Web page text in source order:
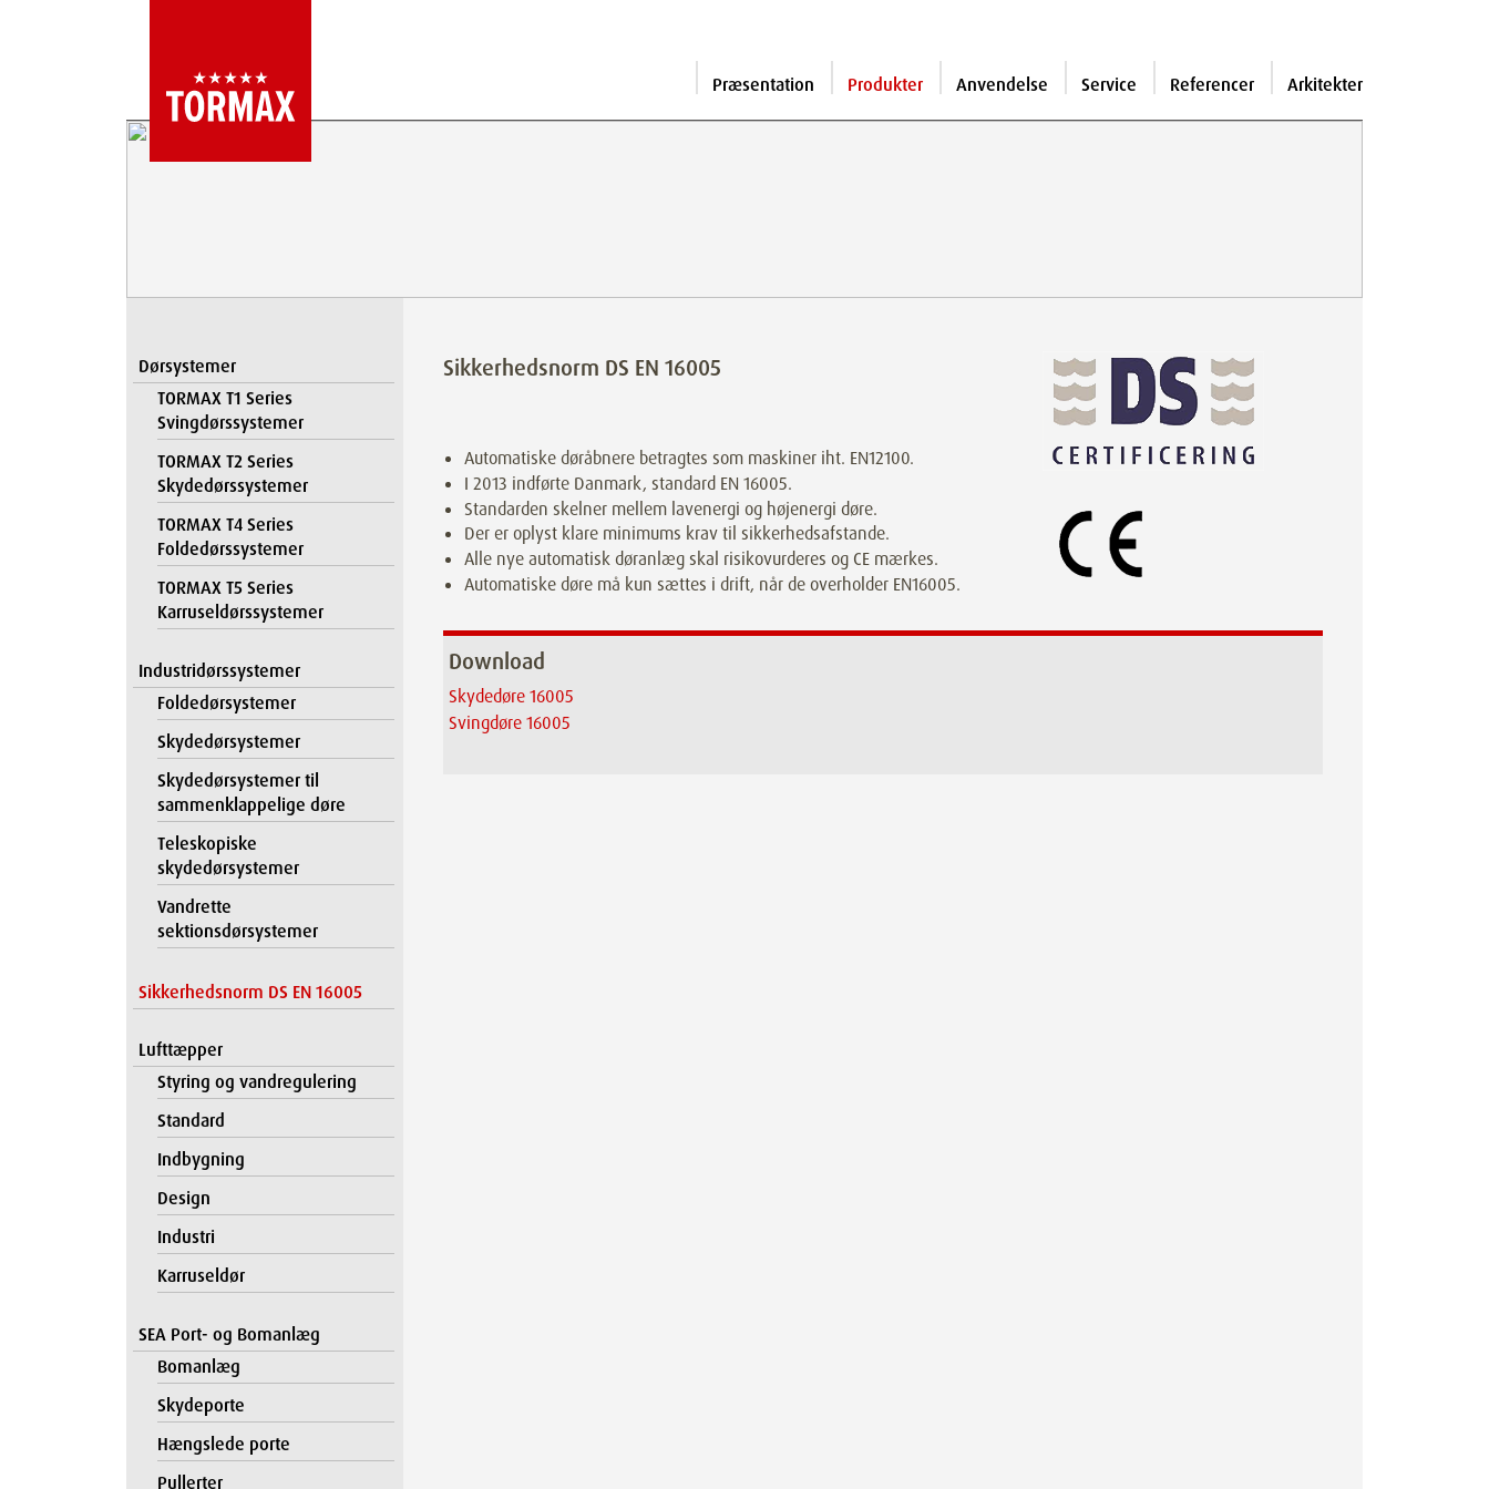
Præsentation Produkter Anvendelse Service Referencer Arkitekter
Dørsystemer
TORMAX T1 Series
Svingdørssystemer
TORMAX T2 Series
Skydedørssystemer
TORMAX T4 Series
Foldedørssystemer
TORMAX T5 Series
Karruseldørssystemer
Industridørssystemer
Foldedørsystemer
Skydedørsystemer
Skydedørsystemer til
sammenklappelige døre
Teleskopiske
skydedørsystemer
Vandrette
sektionsdørsystemer
Sikkerhedsnorm DS EN 16005
Lufttæpper
Styring og vandregulering
Standard
Indbygning
Design
Industri
Karruseldør
SEA Port- og Bomanlæg
Bomanlæg
Skydeporte
Hængslede porte
Pullerter
Sikkerhedsnorm DS EN 16005
Automatiske døråbnere betragtes som maskiner iht. EN12100.
I 2013 indførte Danmark, standard EN 16005.
Standarden skelner mellem lavenergi og højenergi døre.
Der er oplyst klare minimums krav til sikkerhedsafstande.
Alle nye automatisk døranlæg skal risikovurderes og CE mærkes.
Automatiske døre må kun sættes i drift, når de overholder EN16005.
Download
Skydedøre 16005
Svingdøre 16005